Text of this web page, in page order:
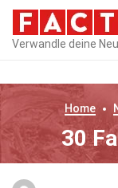
Verwandle deine
Home
30